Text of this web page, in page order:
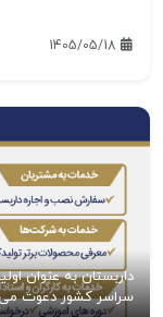
1405/05/18
داربستان به عنوان
سراسر کشور دعوت می